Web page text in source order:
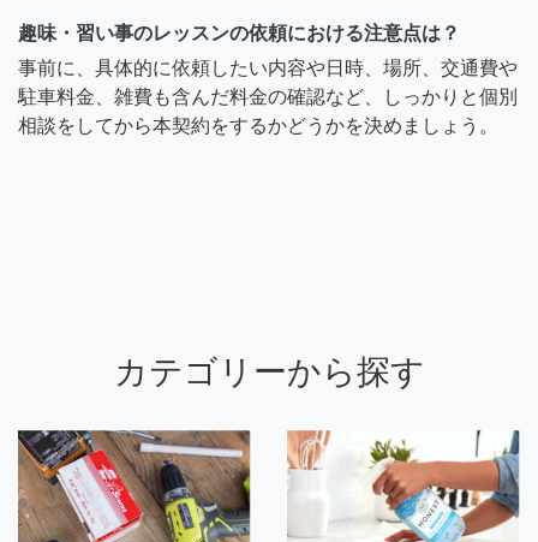
趣味・習い事のレッスンの依頼における注意点は？
事前に、具体的に依頼したい内容や日時、場所、交通費や
駐車料金、雑費も含んだ料金の確認など、しっかりと個別
相談をしてから本契約をするかどうかを決めましょう。
カテゴリーから探す